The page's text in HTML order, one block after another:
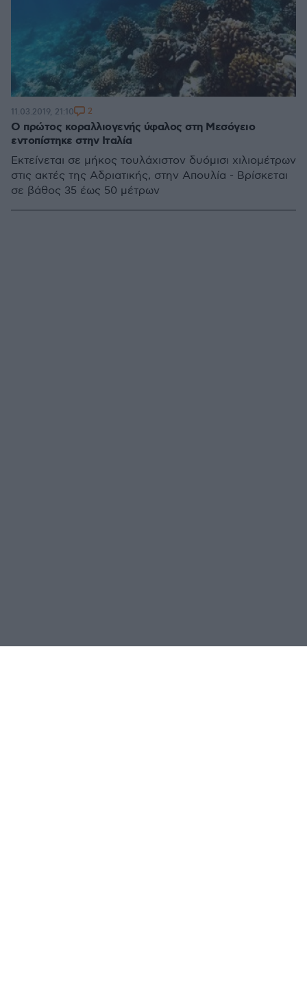
Ο πρώτος κοραλλιογενής ύφαλος στη Μεσόγειο
εντοπίστηκε στην Ιταλία
Eκτείνεται σε μήκος τουλάχιστον δυόμισι χιλιομέτρων
στις ακτές της Αδριατικής, στην Απουλία - Bρίσκεται
σε βάθος 35 έως 50 μέτρων
11.03.2019, 21:10 2